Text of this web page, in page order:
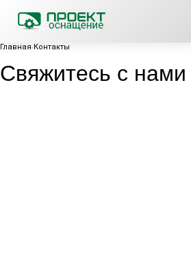
Главная Контакты
Свяжитесь с нами